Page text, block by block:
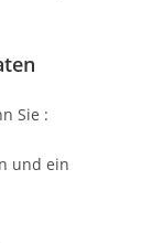
Sie :
und ein